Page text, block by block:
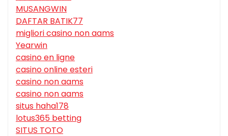
MUSANGWIN
DAFTAR BATIK77
migliori casino non aams
Yearwin
casino en ligne
casino online esteri
casino non aams
casino non aams
situs haha178
lotus365 betting
SITUS TOTO